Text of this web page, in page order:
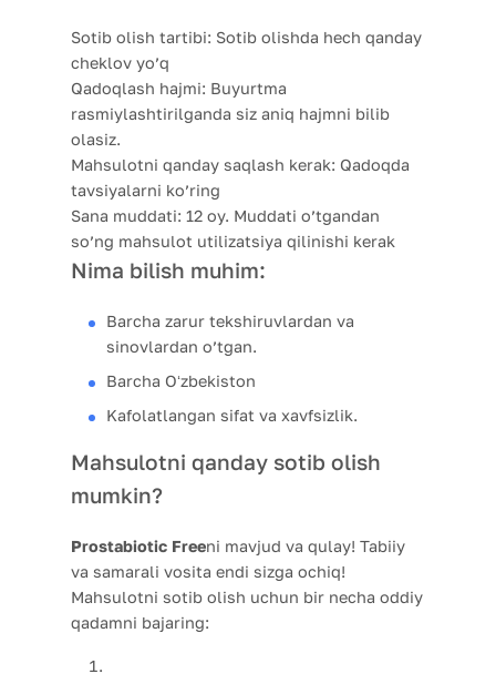
Sotib olish tartibi: Sotib olishda hech qanday
cheklov yo’q
Qadoqlash hajmi: Buyurtma
rasmiylashtirilganda siz aniq hajmni bilib
olasiz.
Mahsulotni qanday saqlash kerak: Qadoqda
tavsiyalarni ko’ring
Sana muddati: 12 oy. Muddati o’tgandan
so’ng mahsulot utilizatsiya qilinishi kerak
Nima bilish muhim:
Barcha zarur tekshiruvlardan va
sinovlardan o’tgan.
Barcha Oʻzbekiston
Kafolatlangan sifat va xavfsizlik.
Mahsulotni qanday sotib olish
mumkin?
Prostabiotic Freeni mavjud va qulay! Tabiiy
va samarali vosita endi sizga ochiq!
Mahsulotni sotib olish uchun bir necha oddiy
qadamni bajaring: